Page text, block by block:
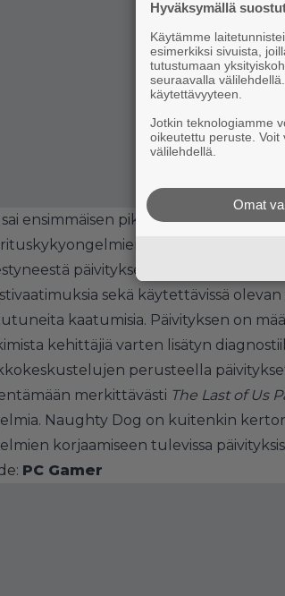
ensimmäisen pikapäivityksensä jo
paikkaamista
päivityksestä, jonka
sekä käytettävissä
kaatumisia. Päivityksen on
kehittäjiä varten lisätyn
perusteella
merkittävästi The Last of Us
Naughty Dog on kuitenkin
korjaamiseen tulevissa
PC Gamer
Hyväksymällä
Käytämme
esimerkiksi sivuista,
tutustumaan
seuraavalla
käytettävyyteen.
Jotkin teknologiamme
oikeutettu peruste.
välilehdellä.
Omat